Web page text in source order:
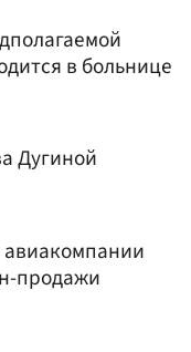
в больнице
Дугиной
продажи